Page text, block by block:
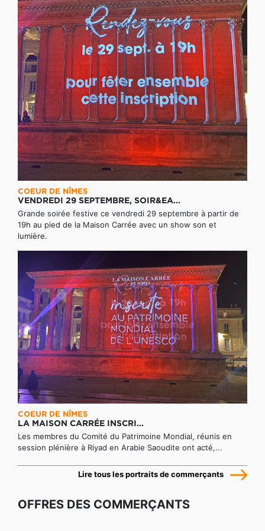
COEUR DE NÎMES
VENDREDI 29 SEPTEMBRE, SOIR&EA...
Grande soirée festive ce vendredi 29 septembre à partir de
19h au pied de la Maison Carrée avec un show son et
lumière.
COEUR DE NÎMES
LA MAISON CARRÉE INSCRI...
Les membres du Comité du Patrimoine Mondial, réunis en
session plénière à Riyad en Arabie Saoudite ont acté,...
Lire tous les portraits de commerçants
OFFRES DES COMMERÇANTS